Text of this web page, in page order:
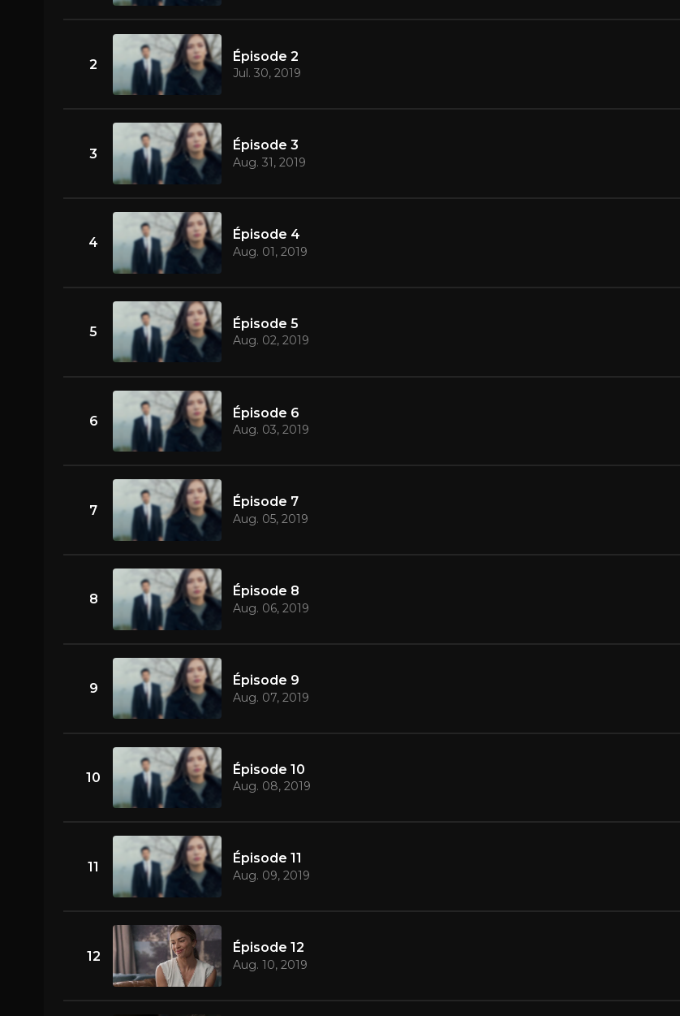
2
Épisode 2
Jul. 30, 2019
3
Épisode 3
Aug. 31, 2019
4
Épisode 4
Aug. 01, 2019
5
Épisode 5
Aug. 02, 2019
6
Épisode 6
Aug. 03, 2019
7
Épisode 7
Aug. 05, 2019
8
Épisode 8
Aug. 06, 2019
9
Épisode 9
Aug. 07, 2019
10
Épisode 10
Aug. 08, 2019
11
Épisode 11
Aug. 09, 2019
12
Épisode 12
Aug. 10, 2019